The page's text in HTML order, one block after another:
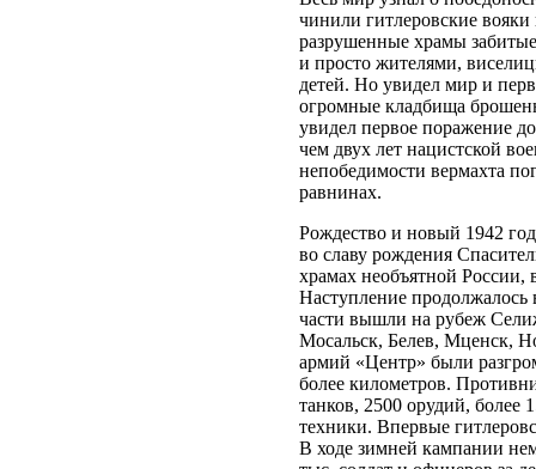
чинили гитлеровские
разрушенные храмы
и просто жителями,
детей. Но увидел мир и
огромные кладбища
увидел первое поражение
чем двух лет нацистской
непобедимости вермахта
равнинах.
Рождество и новый 1942
во славу рождения
храмах необъятной
Наступление
части вышли на рубеж
Мосальск, Белев, Мценск,
армий «Центр» были
более километров.
танков, 2500 орудий, более
техники. Впервые
В ходе зимней кампании